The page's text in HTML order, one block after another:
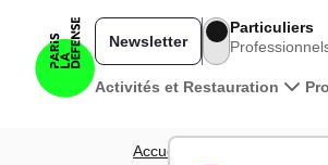
Navigation principale
Activités et Restauration
Newsletter
Particuliers
Fil d'Ariane
Accueil